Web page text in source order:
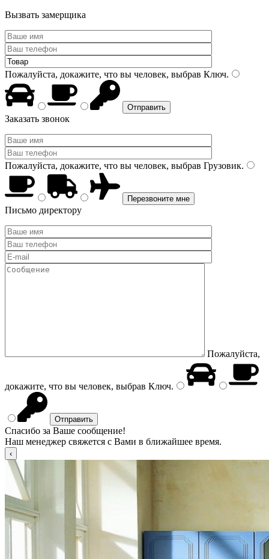
Вызвать замерщика
Пожалуйста, докажите, что вы человек, выбрав Ключ.
Заказать звонок
Пожалуйста, докажите, что вы человек, выбрав Грузовик.
Письмо директору
Пожалуйста,
докажите, что вы человек, выбрав Ключ.
Спасибо за Ваше сообщение!
Наш менеджер свяжется с Вами в ближайшее время.